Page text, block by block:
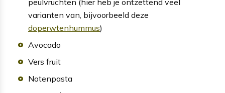
varianten van, bijvoorbeeld deze
doperwtenhummus)
Avocado
Vers fruit
Notenpasta